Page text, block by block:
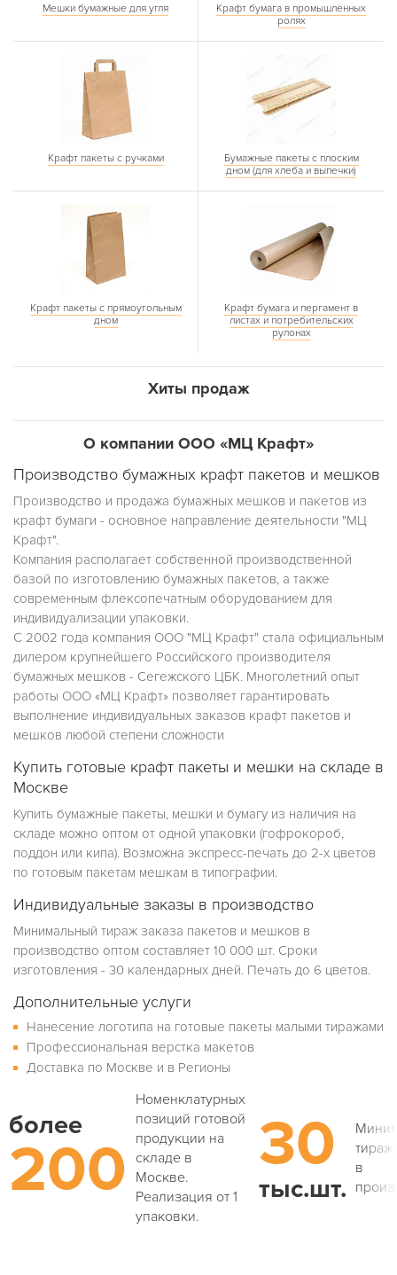
Мешки бумажные для угля
Крафт бумага в промышленных
ролях
Крафт пакеты с ручками
Бумажные пакеты с плоским
дном (для хлеба и выпечки)
Крафт пакеты с прямоугольным
дном
Крафт бумага и пергамент в
листах и потребительских
рулонах
Хиты продаж
О компании ООО «МЦ Крафт»
Производство бумажных крафт пакетов и мешков
Производство и продажа бумажных мешков и пакетов из
крафт бумаги - основное направление деятельности "МЦ
Крафт".
Компания располагает собственной производственной
базой по изготовлению бумажных пакетов, а также
современным флексопечатным оборудованием для
индивидуализации упаковки.
С 2002 года компания ООО "МЦ Крафт" стала официальным
дилером крупнейшего Российского производителя
бумажных мешков - Сегежского ЦБК. Многолетний опыт
работы ООО «МЦ Крафт» позволяет гарантировать
выполнение индивидуальных заказов крафт пакетов и
мешков любой степени сложности
Купить готовые крафт пакеты и мешки на складе в
Москве
Купить бумажные пакеты, мешки и бумагу из наличия на
складе можно оптом от одной упаковки (гофрокороб,
поддон или кипа). Возможна экспресс-печать до 2-х цветов
по готовым пакетам мешкам в типографии.
Индивидуальные заказы в производство
Минимальный тираж заказа пакетов и мешков в
производство оптом составляет 10 000 шт. Сроки
изготовления - 30 календарных дней. Печать до 6 цветов.
Дополнительные услуги
Нанесение логотипа на готовые пакеты малыми тиражами
Профессиональная верстка макетов
Доставка по Москве и в Регионы
более
200
Номенклатурных
позиций готовой
продукции на
складе в
Москве.
Реализация от 1
упаковки.
30
тыс.шт.
тираж
в